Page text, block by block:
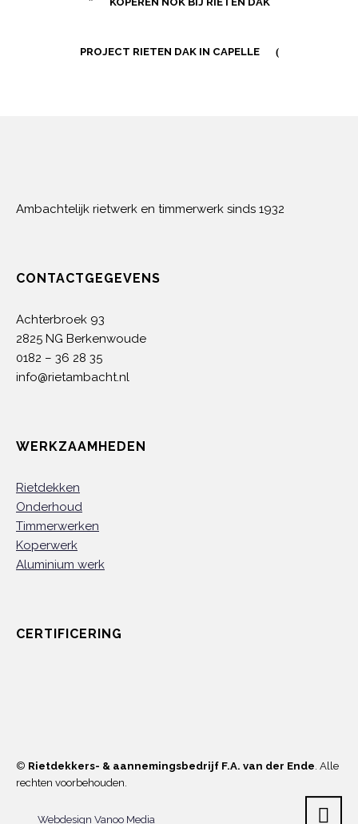
PROJECT RIETEN DAK IN CAPELLE
Ambachtelijk rietwerk en timmerwerk sinds 1932
CONTACTGEGEVENS
Achterbroek 93
2825 NG Berkenwoude
0182 – 36 28 35
info@rietambacht.nl
WERKZAAMHEDEN
Rietdekken
Onderhoud
Timmerwerken
Koperwerk
Aluminium werk
CERTIFICERING
© Rietdekkers- & aannemingsbedrijf F.A. van der Ende . Alle
rechten voorbehouden.
Webdesign Vanoo Media